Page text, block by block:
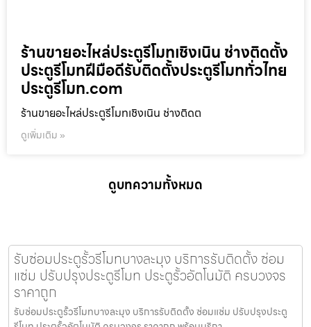
ร้านขายอะไหล่ประตูรีโมทเชิงเนิน ช่างติดตั้ง
ประตูรีโมทฝีมือดีรับติดตั้งประตูรีโมททั่วไทย
ประตูรีโมท.com
ร้านขายอะไหล่ประตูรีโมทเชิงเนิน ช่างติดต
ดูเพิ่มเติม »
ดูบทความทั้งหมด
รับซ่อมประตูรั้วรีโมทบางละมุง บริการรับติดตั้ง ซ่อม
แซ่ม ปรับปรุงประตูรีโมท ประตูรั้วอัตโนมัติ ครบวงจร
ราคาถูก
รับซ่อมประตูรั้วรีโมทบางละมุง บริการรับติดตั้ง ซ่อมแซ่ม ปรับปรุงประตู